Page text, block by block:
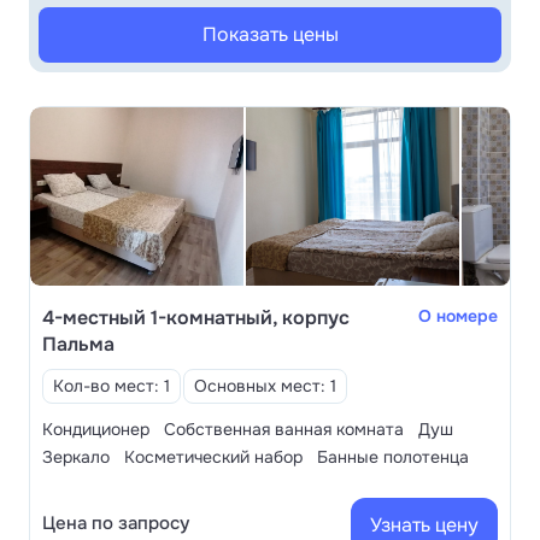
Дети могут воспользоваться уличным городком,
посетить детскую студию, поучаствовать в
спортивной или развлекательной анимации.
Расстояние до пляжа – от 70 до 300 метров
(зависит от корпуса). На пляже работает кафе.
Показать цены
4-местный 1-комнатный, корпус
Пальма
О номере
Кол-во мест: 1
Основных мест: 1
Кондиционер
Собственная ванная комната
Душ
Зеркало
Косметический набор Банные полотенца
Цена по запросу Узнать цену